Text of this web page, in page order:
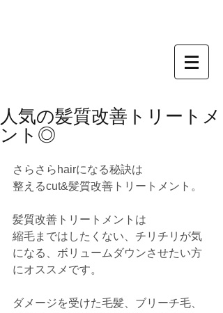
人気の髪質改善トリートメ
ント◎
さらさらhairになる秘訣は
整えるcut&髪質改善トリートメント。
髪質改善トリートメントは
縮毛まではしたくない、チリチリが気
になる、ボリュームダウンさせたい方
にオススメです。
ダメージを受けた毛髪、ブリーチ毛、